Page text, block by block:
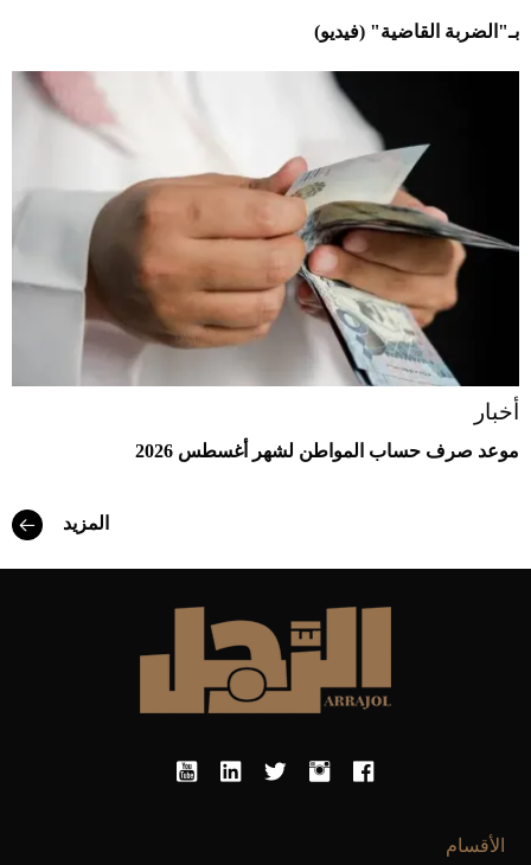
بـ"الضربة القاضية" (فيديو)
أخبار
موعد صرف حساب المواطن لشهر أغسطس 2026
المزيد
الأقسام